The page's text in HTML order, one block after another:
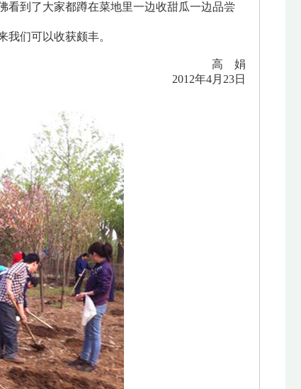
到了大家都蹲在菜地里一边收甜瓜一边品尝
们可以收获颇丰。
高 娟
2012年4月23日